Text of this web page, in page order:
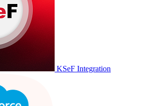
KSeF Integration